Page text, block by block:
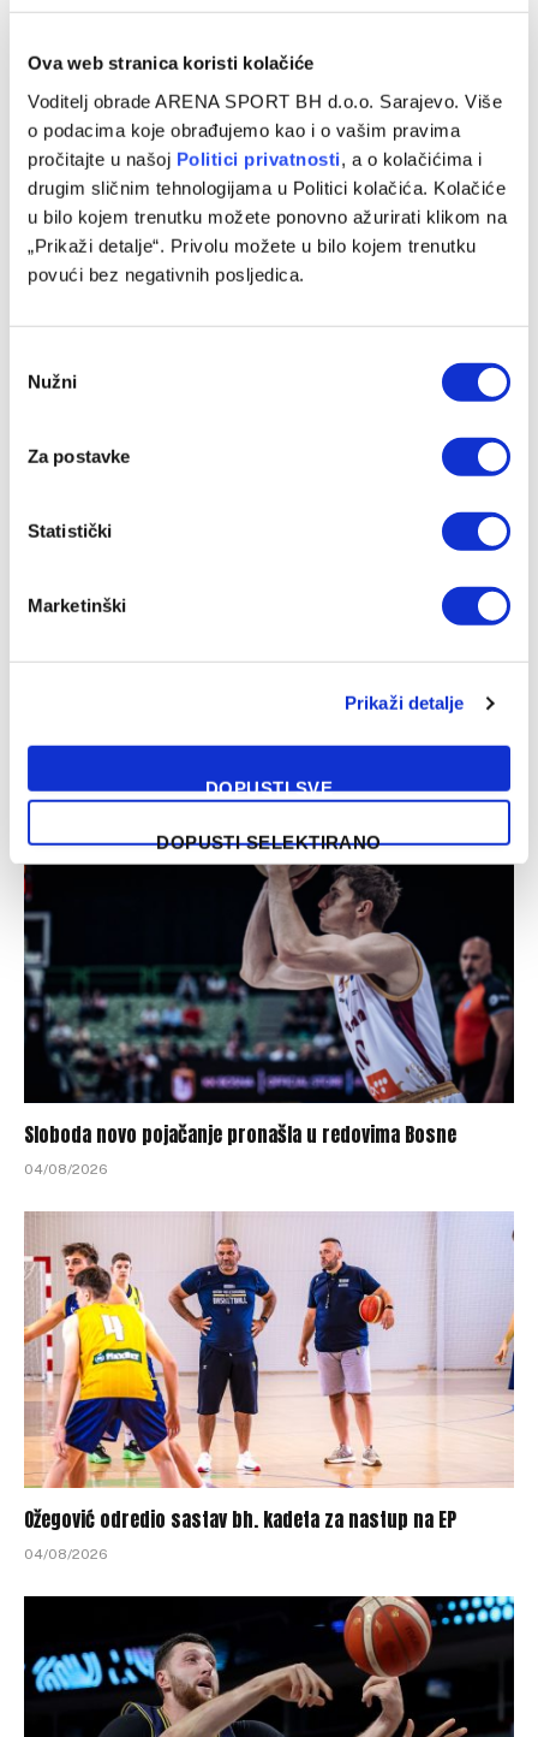
Ova web stranica koristi kolačiće
Voditelj obrade ARENA SPORT BH d.o.o. Sarajevo. Više
o podacima koje obrađujemo kao i o vašim pravima
pročitajte u našoj Politici privatnosti, a o kolačićima i
drugim sličnim tehnologijama u Politici kolačića. Kolačiće
u bilo kojem trenutku možete ponovno ažurirati klikom na
„Prikaži detalje“. Privolu možete u bilo kojem trenutku
povući bez negativnih posljedica.
Selection
Nužni
Za postavke
Statistički
Marketinški
Prikaži detalje
DOPUSTI SVE
DOPUSTI SELEKTIRANO
Bh. kadeti ubjedljivi protiv Norveške
Chase Audige predstavljen u novom klubu
05/08/2026
Sloboda novo pojačanje pronašla u redovima Bosne
04/08/2026
Ožegović odredio sastav bh. kadeta za nastup na EP
04/08/2026